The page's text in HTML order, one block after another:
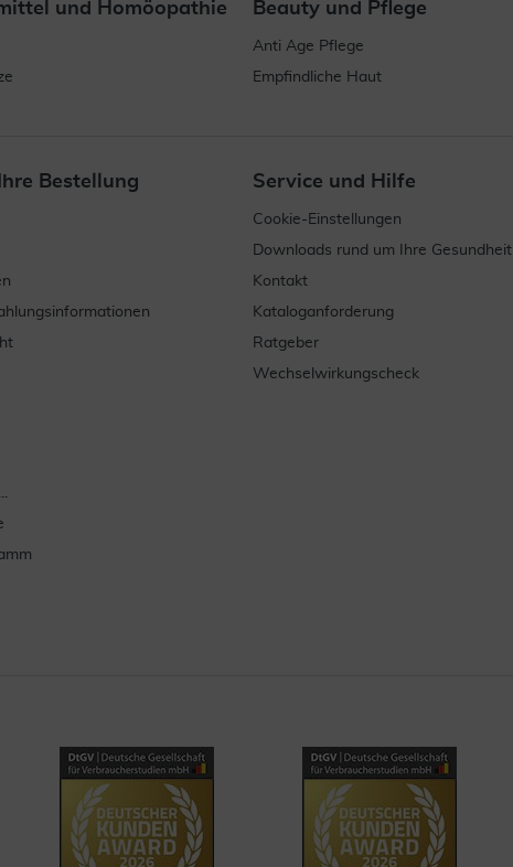
und Homöopathie Beauty und Pflege
Anti Age Pflege
Empfindliche Haut
Bestellung Service und Hilfe
Cookie-Einstellungen
Downloads rund um Ihre Gesundheit
Kontakt
Kataloganforderung
Ratgeber
Wechselwirkungscheck